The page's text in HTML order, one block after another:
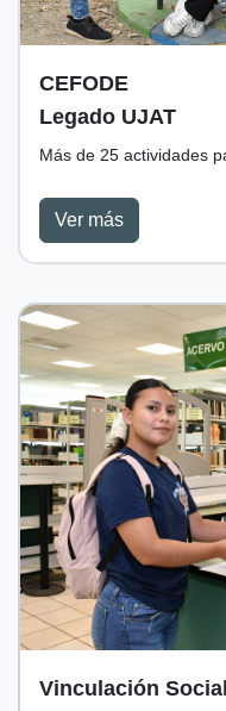
CEFODE
Legado UJAT
Más de 25 actividades
Ver más
Vinculación